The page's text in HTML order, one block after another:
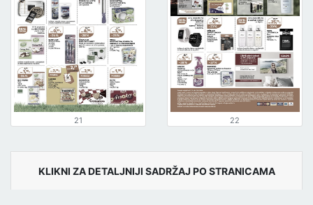
21 22
KLIKNI ZA DETALJNIJI SADRŽAJ PO STRANICAMA